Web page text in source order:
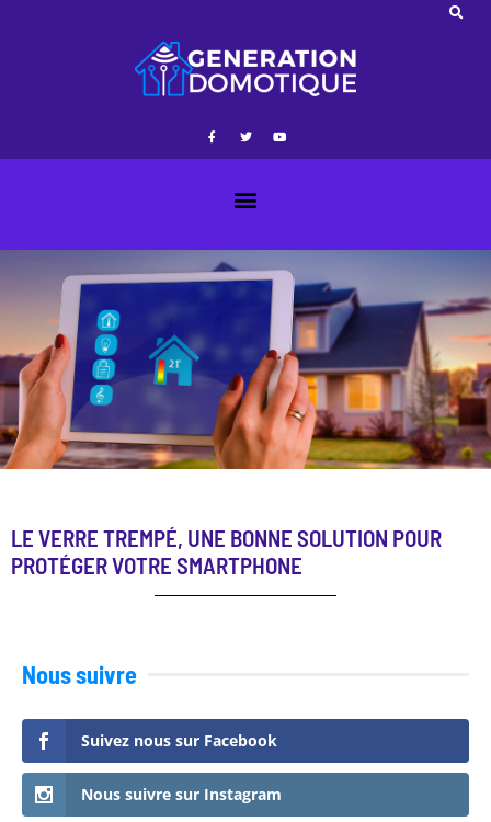
LE VERRE TREMPÉ, UNE BONNE SOLUTION POUR
PROTÉGER VOTRE SMARTPHONE
Nous suivre
Suivez nous sur Facebook
Nous suivre sur Instagram